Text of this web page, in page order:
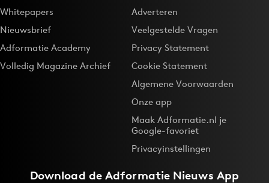
Whitepapers
Nieuwsbrief
Adformatie Academy
Volledig Magazine Archief
Adverteren
Veelgestelde Vragen
Privacy Statement
Cookie Statement
Algemene Voorwaarden
Onze app
Maak Adformatie.nl je
Google-favoriet
Privacyinstellingen
Download deAdformatie Nieuws App